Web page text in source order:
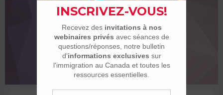
Uncle_Bens
Habitués